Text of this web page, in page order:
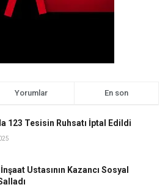
Yorumlar En son
123 Tesisin Ruhsatı İptal Edildi
Ustasının Kazancı Sosyal